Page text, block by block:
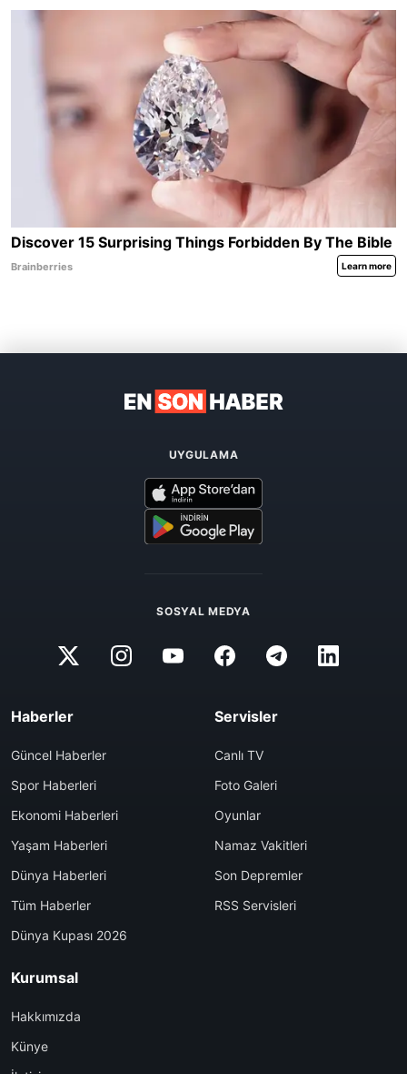
UYGULAMA
SOSYAL MEDYA
Haberler
Güncel Haberler
Spor Haberleri
Ekonomi Haberleri
Yaşam Haberleri
Dünya Haberleri
Tüm Haberler
Dünya Kupası 2026
Servisler
Canlı TV
Foto Galeri
Oyunlar
Namaz Vakitleri
Son Depremler
RSS Servisleri
Kurumsal
Hakkımızda
Künye